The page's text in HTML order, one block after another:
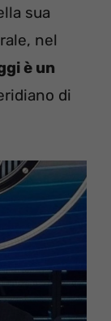
sua
nel
è un
di